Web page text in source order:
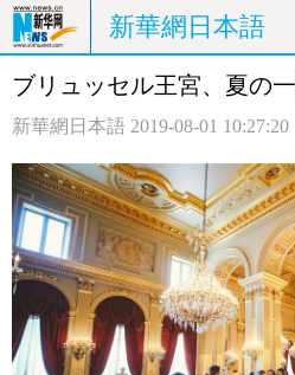
新華網日本語
ホームページ 政治
観光 評論
中日対訳
ブリュッセル王宮、夏の
新華網日本語 2019-08-01 10:27:20